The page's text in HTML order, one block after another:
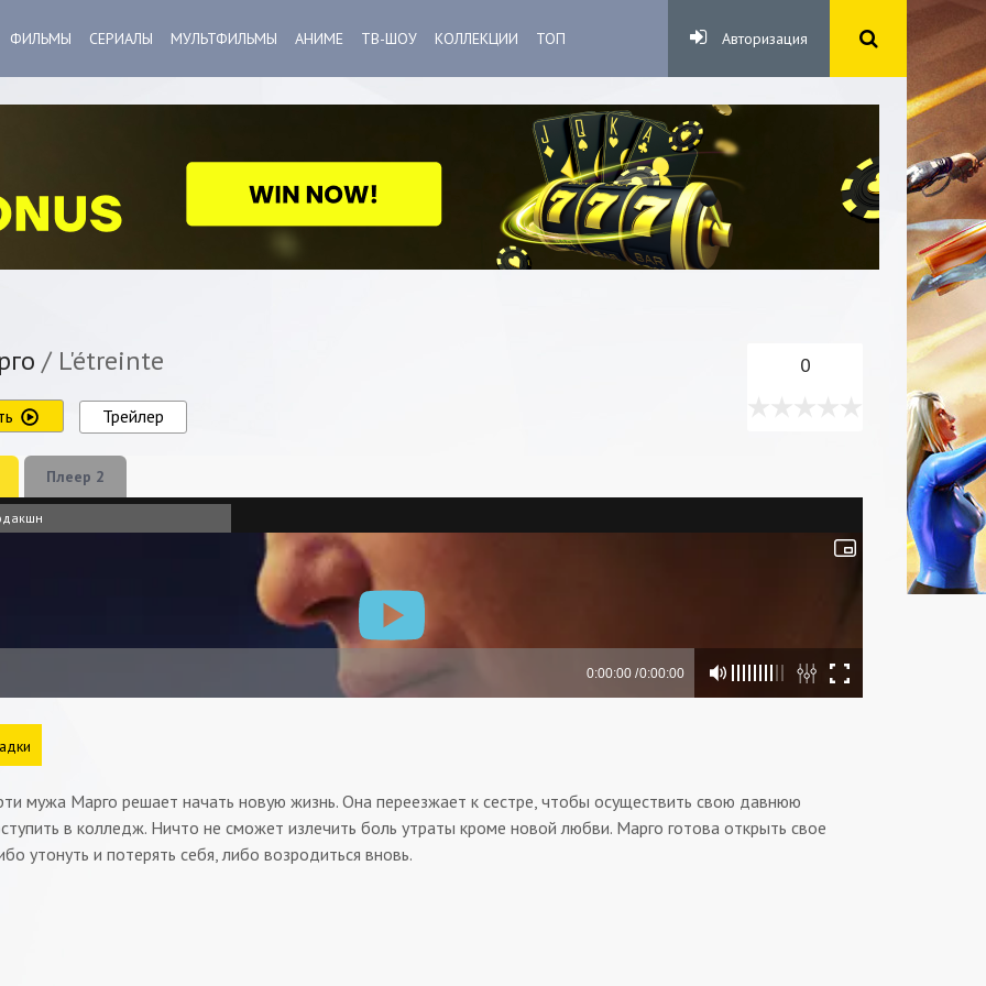
ФИЛЬМЫ СЕРИАЛЫ МУЛЬТФИЛЬМЫ АНИМЕ ТВ-ШОУ КОЛЛЕКЦИИ ТОП Авторизация
/ L'étreinte 0
Трейлер
Плеер 2
мужа Марго решает начать новую жизнь. Она переезжает к сестре, чтобы осуществить свою давнюю
в колледж. Ничто не сможет излечить боль утраты кроме новой любви. Марго готова открыть свое
утонуть и потерять себя, либо возродиться вновь.